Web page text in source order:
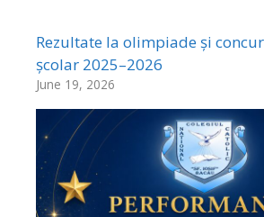
Rezultate la olimpiade și
școlar 2025–2026
June 19, 2026